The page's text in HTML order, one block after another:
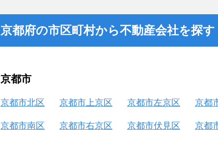
京都府の市区町村から不動産会社を探す
京都市
京都市北区 京都市上京区 京都市左京区 京都
京都市南区 京都市右京区 京都市伏見区 京都